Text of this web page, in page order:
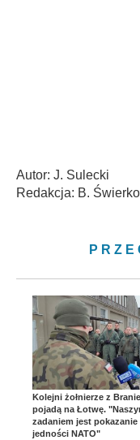
Autor: J. Sulecki
Redakcja: B.
Kolejni żołnierze z
pojadą na Łotwę.
zadaniem jest pokazanie
jedności NATO"